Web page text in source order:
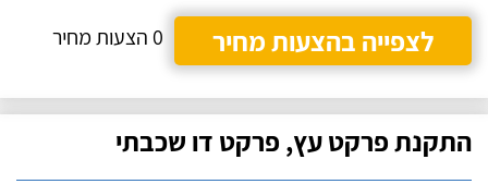
לצפייה בהצעות מחיר
0 הצעות מחיר
התקנת פרקט עץ, פרקט דו שכבתי